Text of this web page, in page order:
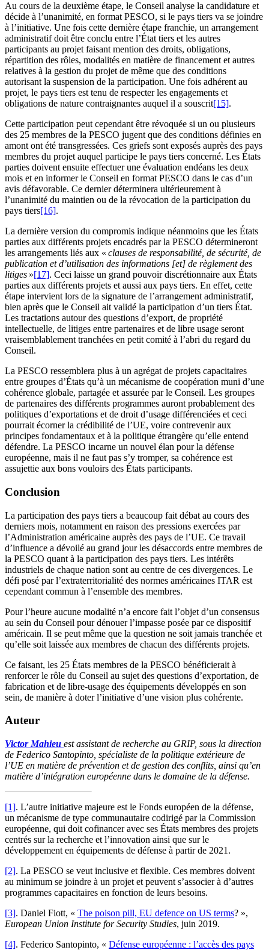
Au cours de la deuxième étape, le Conseil analyse la candidature et
décide à l’unanimité, en format PESCO, si le pays tiers va se joindre
à l’initiative. Une fois cette dernière étape franchie, un arrangement
administratif doit être conclu entre l’État tiers et les autres
participants au projet faisant mention des droits, obligations,
répartition des rôles, modalités en matière de financement et autres
relatives à la gestion du projet de même que des conditions
autorisant la suspension de la participation. Une fois adhérent au
projet, le pays tiers est tenu de respecter les engagements et
obligations de nature contraignantes auquel il a souscrit[15].
Cette participation peut cependant être révoquée si un ou plusieurs
des 25 membres de la PESCO jugent que des conditions définies en
amont ont été transgressées. Ces griefs sont exposés auprès des pays
membres du projet auquel participe le pays tiers concerné. Les États
parties doivent ensuite effectuer une évaluation endéans les deux
mois et en informer le Conseil en format PESCO dans le cas d’un
avis défavorable. Ce dernier déterminera ultérieurement à
l’unanimité du maintien ou de la révocation de la participation du
pays tiers[16].
La dernière version du compromis indique néanmoins que les États
parties aux différents projets encadrés par la PESCO détermineront
les arrangements liés aux « clauses de responsabilité, de sécurité, de
publication et d’utilisation des informations [et] de règlement des
litiges »[17]. Ceci laisse un grand pouvoir discrétionnaire aux États
parties aux différents projets et aussi aux pays tiers. En effet, cette
étape intervient lors de la signature de l’arrangement administratif,
bien après que le Conseil ait validé la participation d’un tiers État.
Les tractations autour des questions d’export, de propriété
intellectuelle, de litiges entre partenaires et de libre usage seront
vraisemblablement tranchées en petit comité à l’abri du regard du
Conseil.
La PESCO ressemblera plus à un agrégat de projets capacitaires
entre groupes d’États qu’à un mécanisme de coopération muni d’une
cohérence globale, partagée et assurée par le Conseil. Les groupes
de partenaires des différents programmes auront probablement des
politiques d’exportations et de droit d’usage différenciées et ceci
pourrait écorner la crédibilité de l’UE, voire contrevenir aux
principes fondamentaux et à la politique étrangère qu’elle entend
défendre. La PESCO incarne un nouvel élan pour la défense
européenne, mais il ne faut pas s’y tromper, sa cohérence est
assujettie aux bons vouloirs des États participants.
Conclusion
La participation des pays tiers a beaucoup fait débat au cours des
derniers mois, notamment en raison des pressions exercées par
l’Administration américaine auprès des pays de l’UE. Ce travail
d’influence a dévoilé au grand jour les désaccords entre membres de
la PESCO quant à la participation des pays tiers. Les intérêts
industriels de chaque nation sont au centre de ces divergences. Le
défi posé par l’extraterritorialité des normes américaines ITAR est
cependant commun à l’ensemble des membres.
Pour l’heure aucune modalité n’a encore fait l’objet d’un consensus
au sein du Conseil pour dénouer l’impasse posée par ce dispositif
américain. Il se peut même que la question ne soit jamais tranchée et
qu’elle soit laissée aux membres de chacun des différents projets.
Ce faisant, les 25 États membres de la PESCO bénéficierait à
renforcer le rôle du Conseil au sujet des questions d’exportation, de
fabrication et de libre-usage des équipements développés en son
sein, de manière à doter l’initiative d’une vision plus cohérente.
Auteur
Victor Mahieu est assistant de recherche au GRIP, sous la direction
de Federico Santopinto, spécialiste de la politique extérieure de
l’UE en matière de prévention et de gestion des conflits, ainsi qu’en
matière d’intégration européenne dans le domaine de la défense.
[1]. L’autre initiative majeure est le Fonds européen de la défense,
un mécanisme de type communautaire codirigé par la Commission
européenne, qui doit cofinancer avec ses États membres des projets
centrés sur la recherche et l’innovation ainsi que sur le
développement en équipements de défense à partir de 2021.
[2]. La PESCO se veut inclusive et flexible. Ces membres doivent
au minimum se joindre à un projet et peuvent s’associer à d’autres
programmes capacitaires en fonction de leurs besoins.
[3]. Daniel Fiott, « The poison pill, EU defence on US terms? »,
European Union Institute for Security Studies, juin 2019.
[4]. Federico Santopinto, « Défense européenne : l’accès des pays